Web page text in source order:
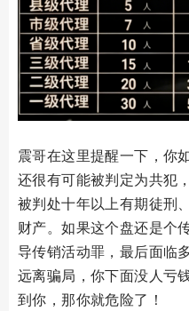
震哥在这里提醒一下，你
还很有可能被判定为共犯
被判处十年以上有期徒刑
财产。如果这个盘还是个
导传销活动罪，最后面临
远离骗局，你下面没人亏
到你，那你就危险了！